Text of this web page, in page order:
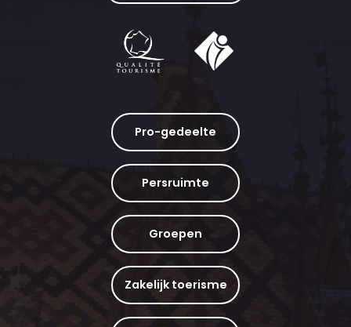
Pro-gedeelte
Persruimte
Groepen
Zakelijk toerisme